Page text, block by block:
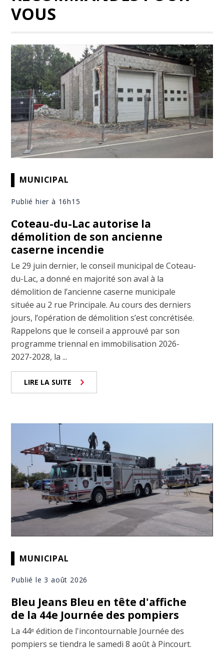
VOUS
MUNICIPAL
Publié hier à 16h15
Coteau-du-Lac autorise la
démolition de son ancienne
caserne incendie
Le 29 juin dernier, le conseil municipal de Coteau-
du-Lac, a donné en majorité son aval à la
démolition de l’ancienne caserne municipale
située au 2 rue Principale. Au cours des derniers
jours, l’opération de démolition s’est concrétisée.
Rappelons que le conseil a approuvé par son
programme triennal en immobilisation 2026-
2027-2028, la ...
LIRE LA SUITE
MUNICIPAL
Publié le 3 août 2026
Bleu Jeans Bleu en tête d'affiche
de la 44e Journée des pompiers
La 44ᵉ édition de l'incontournable Journée des
pompiers se tiendra le samedi 8 août à Pincourt.